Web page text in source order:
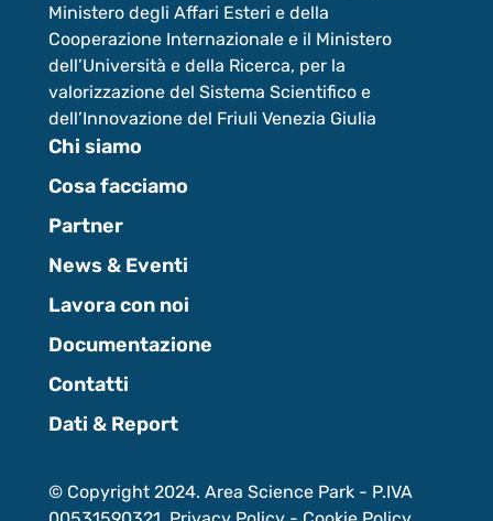
Ministero degli Affari Esteri e della
Cooperazione Internazionale e il Ministero
dell’Università e della Ricerca, per la
valorizzazione del Sistema Scientifico e
dell’Innovazione del Friuli Venezia Giulia
Chi siamo
Cosa facciamo
Partner
News & Eventi
Lavora con noi
Documentazione
Contatti
Dati & Report
© Copyright 2024. Area Science Park - P.IVA